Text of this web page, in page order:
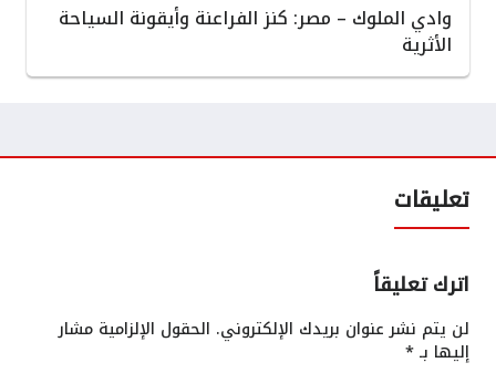
وادي الملوك – مصر: كنز الفراعنة وأيقونة السياحة
الأثرية
تعليقات
اترك تعليقاً
لن يتم نشر عنوان بريدك الإلكتروني. الحقول الإلزامية مشار
إليها بـ*